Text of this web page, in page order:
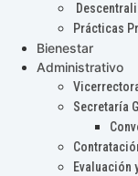
Prácticas
Bienestar
Administrativo
Secretaría
Evaluación